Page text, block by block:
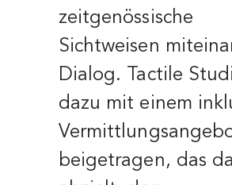
zeitgenössische
Sichtweisen
Dialog. Tactile
dazu mit einem
beigetragen, das